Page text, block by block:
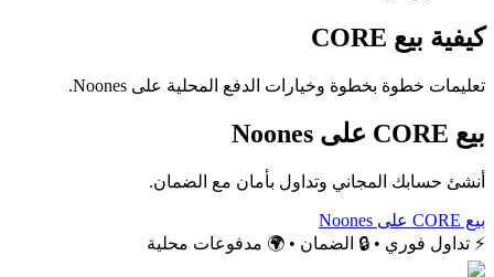
كيفية بيع CORE
تعليمات خطوة بخطوة وخيارات الدفع المحلية على Noones.
بيع CORE على Noones
أنشئ حسابك المجاني وتداول بأمان مع الضمان.
بيع CORE على Noones
⚡ تداول فوري • 🔒 الضمان • 🌍 مدفوعات محلية